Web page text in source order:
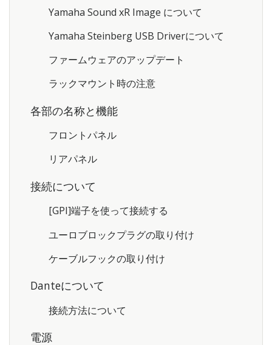
Yamaha Sound xR Image について
Yamaha Steinberg USB Driverについて
ファームウェアのアップデート
ラックマウント時の注意
各部の名称と機能
フロントパネル
リアパネル
接続について
[GPI]端子を使って接続する
ユーロブロックプラグの取り付け
ケーブルフックの取り付け
Danteについて
接続方法について
電源